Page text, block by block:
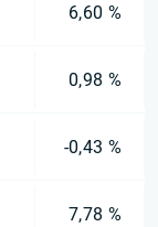
6,60 %
0,98 %
-0,43 %
7,78 %